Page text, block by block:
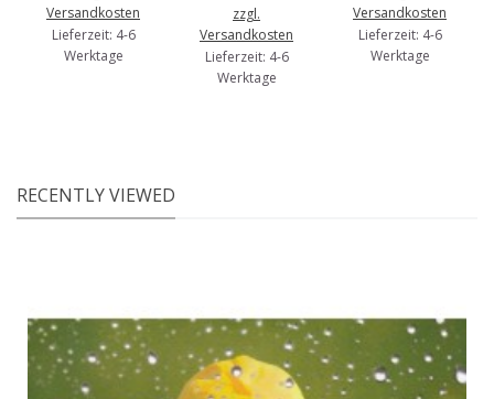
Versandkosten
Lieferzeit: 4-6
Werktage
zzgl.
Versandkosten
Lieferzeit: 4-6
Werktage
Versandkosten
Lieferzeit: 4-6
Werktage
RECENTLY VIEWED